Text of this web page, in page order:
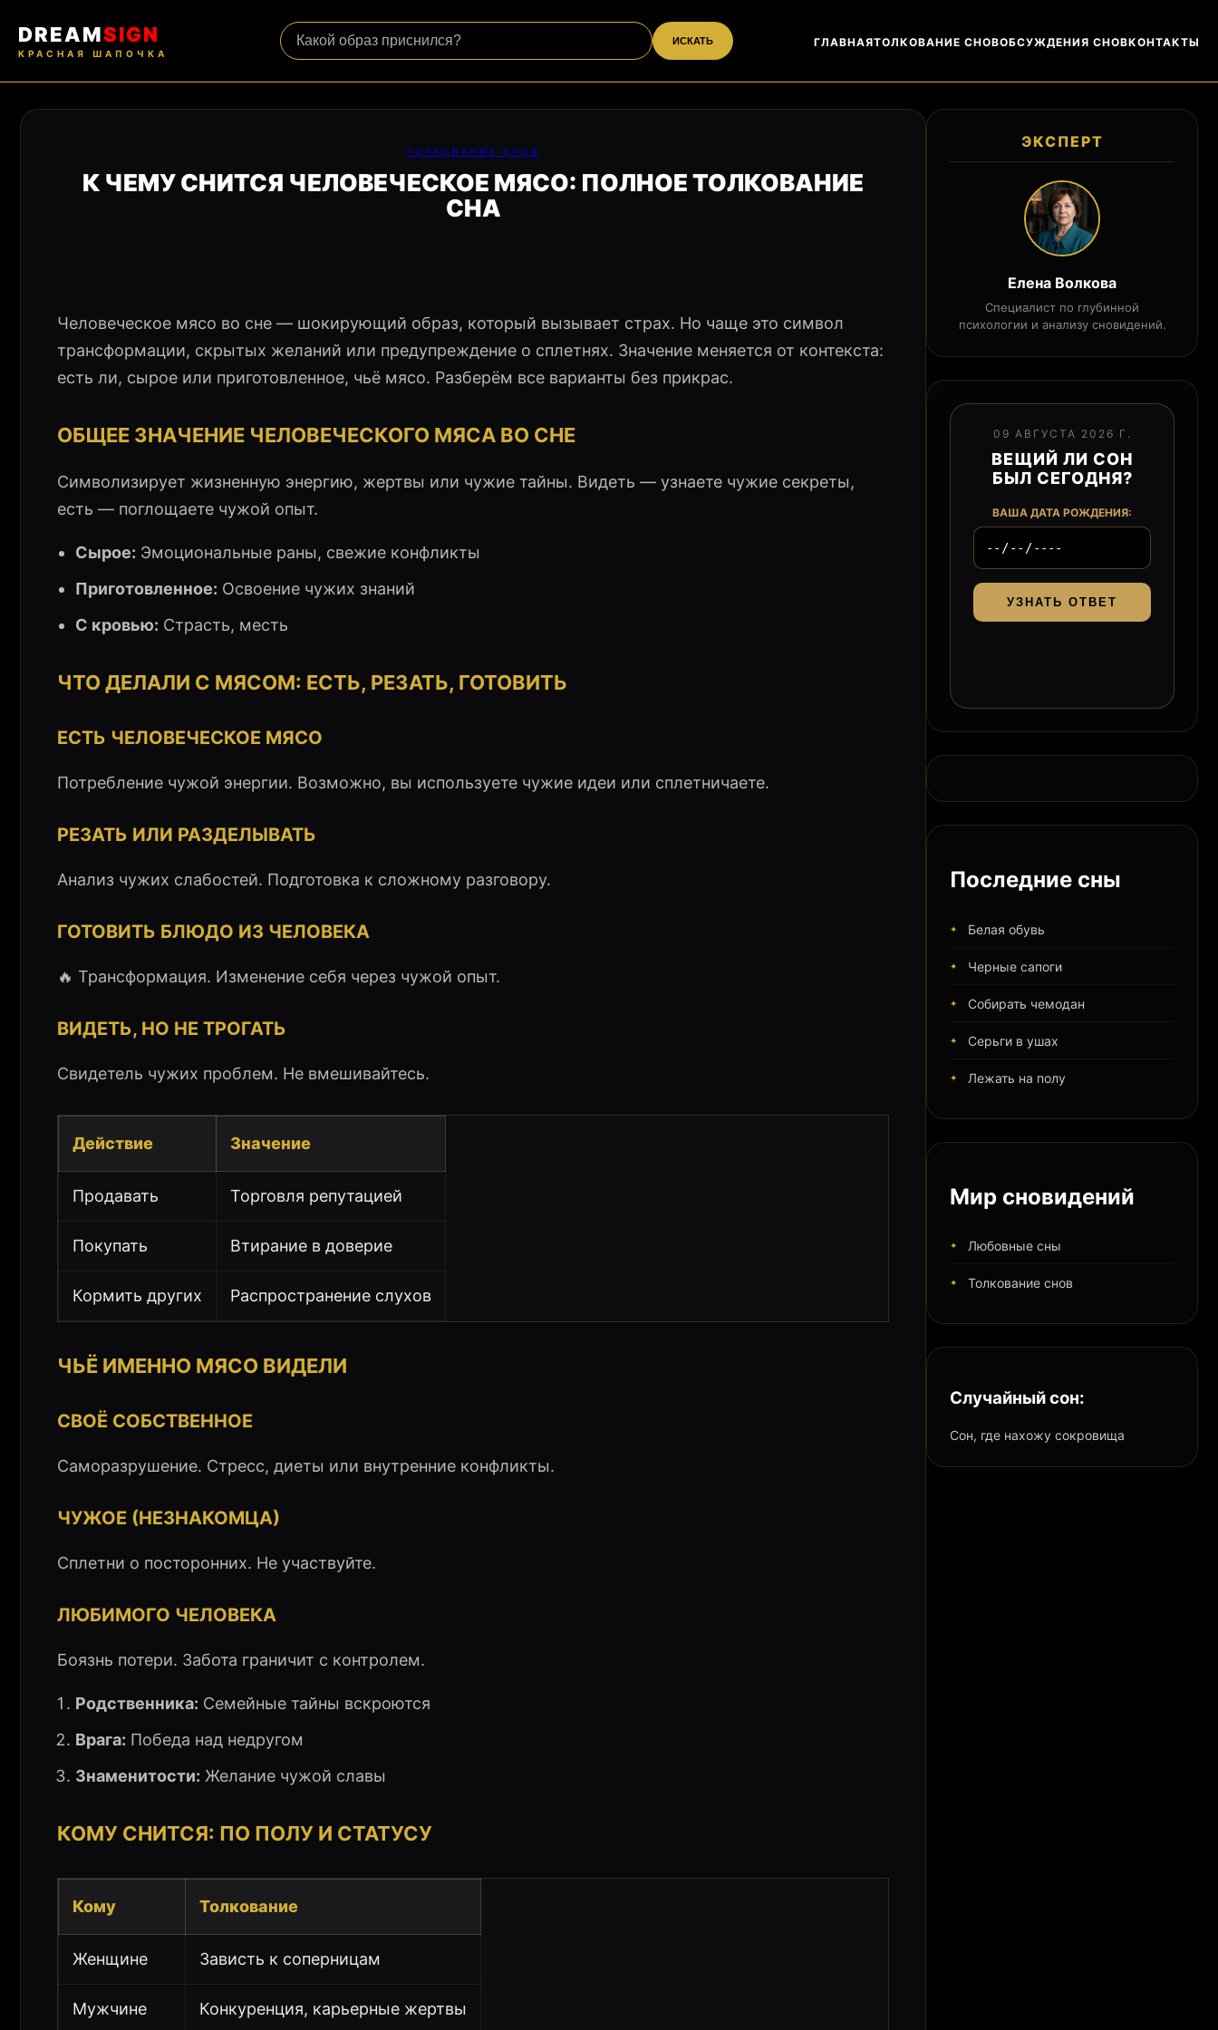
DREAMSIGN
КРАСНАЯ ШАПОЧКА
ИСКАТЬ ГЛАВНАЯТОЛКОВАНИЕ СНОВОБСУЖДЕНИЯ СНОВКОНТАКТЫ
ТОЛКОВАНИЕ СНОВ
К ЧЕМУ СНИТСЯ ЧЕЛОВЕЧЕСКОЕ МЯСО: ПОЛНОЕ ТОЛКОВАНИЕ
СНА
Человеческое мясо во сне — шокирующий образ, который вызывает страх. Но чаще это символ
трансформации, скрытых желаний или предупреждение о сплетнях. Значение меняется от контекста:
есть ли, сырое или приготовленное, чьё мясо. Разберём все варианты без прикрас.
ОБЩЕЕ ЗНАЧЕНИЕ ЧЕЛОВЕЧЕСКОГО МЯСА ВО СНЕ
Символизирует жизненную энергию, жертвы или чужие тайны. Видеть — узнаете чужие секреты,
есть — поглощаете чужой опыт.
Сырое: Эмоциональные раны, свежие конфликты
Приготовленное: Освоение чужих знаний
С кровью: Страсть, месть
ЧТО ДЕЛАЛИ С МЯСОМ: ЕСТЬ, РЕЗАТЬ, ГОТОВИТЬ
ЕСТЬ ЧЕЛОВЕЧЕСКОЕ МЯСО
Потребление чужой энергии. Возможно, вы используете чужие идеи или сплетничаете.
РЕЗАТЬ ИЛИ РАЗДЕЛЫВАТЬ
Анализ чужих слабостей. Подготовка к сложному разговору.
ГОТОВИТЬ БЛЮДО ИЗ ЧЕЛОВЕКА
🔥 Трансформация. Изменение себя через чужой опыт.
ВИДЕТЬ, НО НЕ ТРОГАТЬ
Свидетель чужих проблем. Не вмешивайтесь.
Действие Значение
Продавать Торговля репутацией
Покупать Втирание в доверие
Кормить других Распространение слухов
ЧЬЁ ИМЕННО МЯСО ВИДЕЛИ
СВОЁ СОБСТВЕННОЕ
Саморазрушение. Стресс, диеты или внутренние конфликты.
ЧУЖОЕ (НЕЗНАКОМЦА)
Сплетни о посторонних. Не участвуйте.
ЛЮБИМОГО ЧЕЛОВЕКА
Боязнь потери. Забота граничит с контролем.
Родственника: Семейные тайны вскроются
Врага: Победа над недругом
Знаменитости: Желание чужой славы
КОМУ СНИТСЯ: ПО ПОЛУ И СТАТУСУ
Кому Толкование
Женщине Зависть к соперницам
Мужчине Конкуренция, карьерные жертвы
ЭКСПЕРТ
Елена Волкова
Специалист по глубинной
психологии и анализу сновидений.
09 АВГУСТА 2026 Г.
ВЕЩИЙ ЛИ СОН
БЫЛ СЕГОДНЯ?
ВАША ДАТА РОЖДЕНИЯ:
УЗНАТЬ ОТВЕТ
Последние сны
Белая обувь
Черные сапоги
Собирать чемодан
Серьги в ушах
Лежать на полу
Мир сновидений
Любовные сны
Толкование снов
Случайный сон:
Сон, где нахожу сокровища